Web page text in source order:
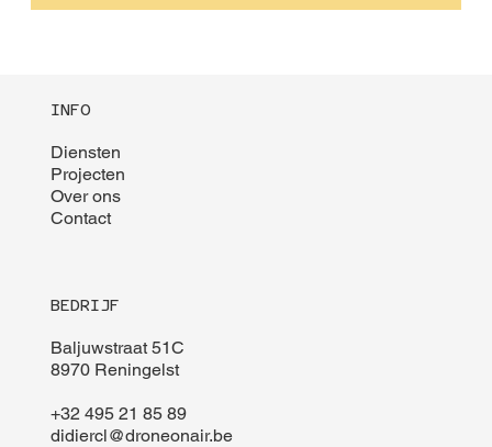
BEDRIJF
Baljuwstraat 51C
8970 Reningelst
+32 495 21 85 89
didiercl@droneonair.be
INFO
Diensten
Projecten
Over ons
Contact